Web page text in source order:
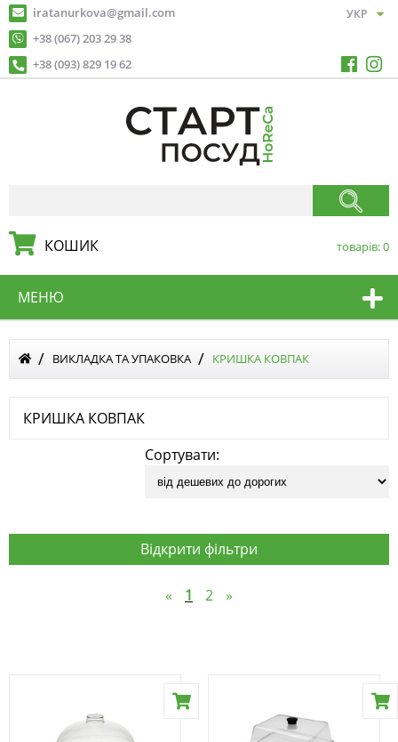
iratanurkova@gmail.com
+38 (067) 203 29 38
+38 (093) 829 19 62
КОШИК товарів:0
МЕНЮ
ВИКЛАДКА ТА УПАКОВКА КРИШКА КОВПАК
КРИШКА КОВПАК
Сортувати:
Відкрити фільтри
« 1 2 »